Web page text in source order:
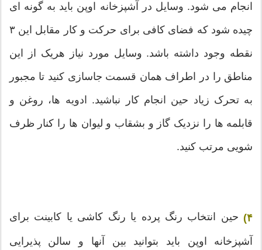
انجام می شود. وسایل در آشپزخانه اوپن باید به گونه ای
چیده شود که فضای کافی برای حرکت و کار مقابل این ۳
نقطه وجود داشته باشد. وسایل مورد نیاز هریک از این
مناطق را در اطراف همان قسمت جاسازی کنید تا مجبور
به تحرک زیاد حین انجام کار نباشید. ادویه ها، روغن و
قابلمه ها را نزدیک گاز و بشقاب و لیوان ها را کنار ظرف
شویی مرتب کنید.
۴) حین انتخاب رنگ پرده یا رنگ کاشی یا کابینت برای
آشپزخانه اوپن باید بتوانید بین آنها و سالن پذیرایی